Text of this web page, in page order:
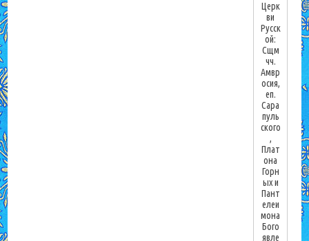
Церк
ви
Русск
ой:
Сщм
чч.
Амвр
осия,
еп.
Сара
пуль
ского
,
Плат
она
Горн
ых и
Пант
елеи
мона
Бого
явле